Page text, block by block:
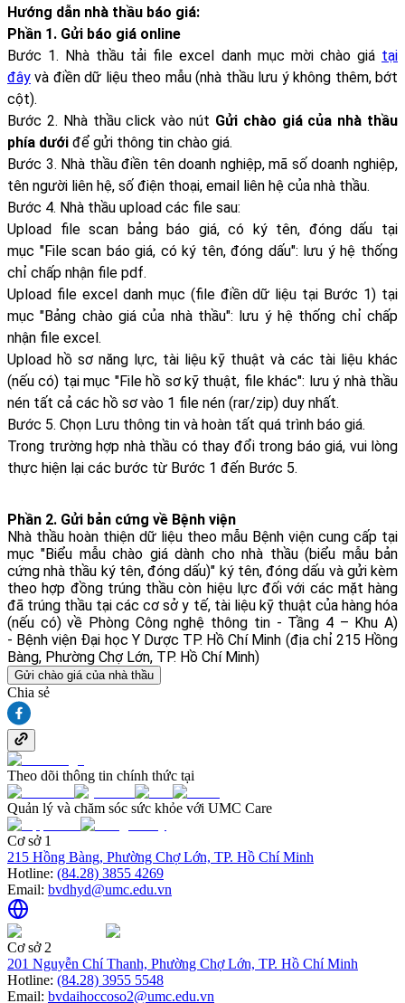
Hướng dẫn nhà thầu báo giá:
Phần 1. Gửi báo giá online
Bước 1. Nhà thầu tải file excel danh mục mời chào giá tại
đây và điền dữ liệu theo mẫu (nhà thầu lưu ý không thêm, bớt
cột).
Bước 2. Nhà thầu click vào nút Gửi chào giá của nhà thầu
phía dưới để gửi thông tin chào giá.
Bước 3. Nhà thầu điền tên doanh nghiệp, mã số doanh nghiệp,
tên người liên hệ, số điện thoại, email liên hệ của nhà thầu.
Bước 4. Nhà thầu upload các file sau:
Upload file scan bảng báo giá, có ký tên, đóng dấu tại
mục "File scan báo giá, có ký tên, đóng dấu": lưu ý hệ thống
chỉ chấp nhận file pdf.
Upload file excel danh mục (file điền dữ liệu tại Bước 1) tại
mục "Bảng chào giá của nhà thầu": lưu ý hệ thống chỉ chấp
nhận file excel.
Upload hồ sơ năng lực, tài liệu kỹ thuật và các tài liệu khác
(nếu có) tại mục "File hồ sơ kỹ thuật, file khác": lưu ý nhà thầu
nén tất cả các hồ sơ vào 1 file nén (rar/zip) duy nhất.
Bước 5. Chọn Lưu thông tin và hoàn tất quá trình báo giá.
Trong trường hợp nhà thầu có thay đổi trong báo giá, vui lòng
thực hiện lại các bước từ Bước 1 đến Bước 5.
Phần 2. Gửi bản cứng về Bệnh viện
Nhà thầu hoàn thiện dữ liệu theo mẫu Bệnh viện cung cấp tại
mục "Biểu mẫu chào giá dành cho nhà thầu (biểu mẫu bản
cứng nhà thầu ký tên, đóng dấu)" ký tên, đóng dấu và gửi kèm
theo hợp đồng trúng thầu còn hiệu lực đối với các mặt hàng
đã trúng thầu tại các cơ sở y tế, tài liệu kỹ thuật của hàng hóa
(nếu có) về Phòng Công nghệ thông tin - Tầng 4 – Khu A)
- Bệnh viện Đại học Y Dược TP. Hồ Chí Minh (địa chỉ 215 Hồng
Bàng, Phường Chợ Lớn, TP. Hồ Chí Minh)
Gửi chào giá của nhà thầu
Chia sẻ
Theo dõi thông tin chính thức tại
Quản lý và chăm sóc sức khỏe với UMC Care
Cơ sở 1
215 Hồng Bàng, Phường Chợ Lớn, TP. Hồ Chí Minh
Hotline: (84.28) 3855 4269
Email: bvdhyd@umc.edu.vn
Cơ sở 2
201 Nguyễn Chí Thanh, Phường Chợ Lớn, TP. Hồ Chí Minh
Hotline: (84.28) 3955 5548
Email: bvdaihoccoso2@umc.edu.vn